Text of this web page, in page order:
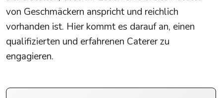
von Geschmäckern anspricht und reichlich
vorhanden ist. Hier kommt es darauf an, einen
qualifizierten und erfahrenen Caterer zu
engagieren.